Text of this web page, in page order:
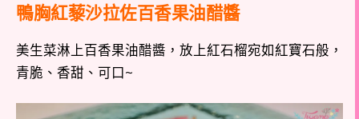
鴨胸紅藜沙拉佐百香果油醋醬
美生菜淋上百香果油醋醬，放上紅石榴宛如紅寶石般，
青脆、香甜、可口~